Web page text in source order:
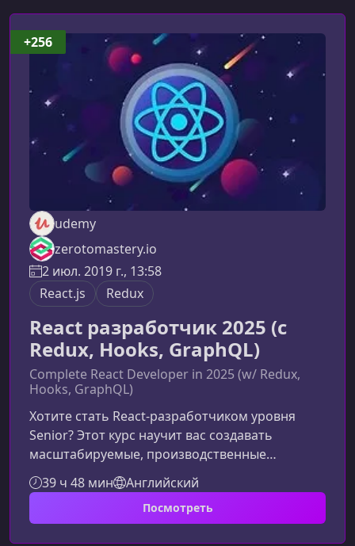
udemy
zerotomastery.io
2 июл. 2019 г., 13:58
React.js
Redux
React разработчик 2025 (с
Redux, Hooks, GraphQL)
Complete React Developer in 2025 (w/ Redux,
Hooks, GraphQL)
Хотите стать React‑разработчиком уровня
Senior? Этот курс научит вас создавать
масштабируемые, производственные
приложения с использованием React, Redux,
Hooks, GraphQL, Firebase, Stripe и других
современных технологий. Материал
39 ч 48 мин Английский
Посмотреть
+256